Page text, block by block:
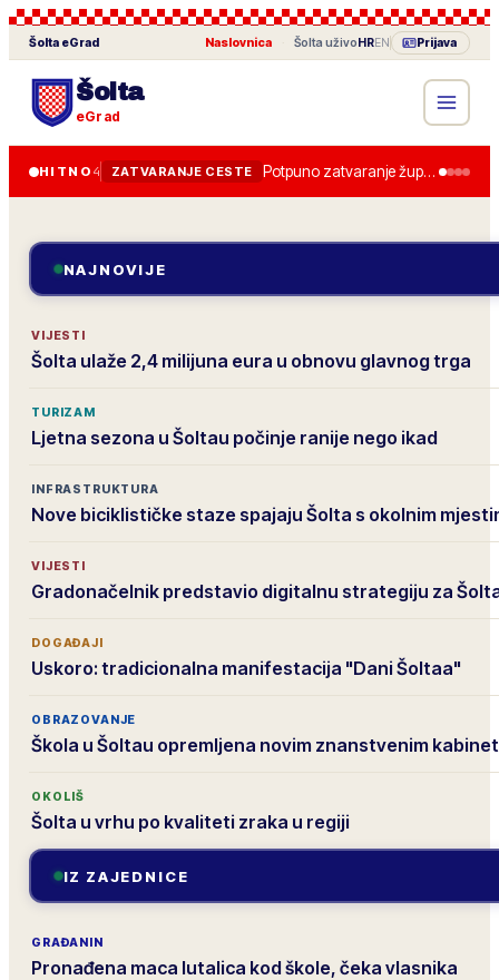
Šolta eGrad Naslovnica Šolta uživoHREN Prijava
Šolta
eGrad
HITNO 4 ZATVARANJE CESTE Potpuno zatvaranje županijske ceste od 28. lipnja, obilazak je uređen.
NAJNOVIJE
VIJESTI
Šolta ulaže 2,4 milijuna eura u obnovu glavnog trga
TURIZAM
Ljetna sezona u Šoltau počinje ranije nego ikad
INFRASTRUKTURA
Nove biciklističke staze spajaju Šolta s okolnim
VIJESTI
Gradonačelnik predstavio digitalnu strategiju za
DOGAĐAJI
Uskoro: tradicionalna manifestacija "Dani Šoltaa"
OBRAZOVANJE
Škola u Šoltau opremljena novim znanstvenim
OKOLIŠ
Šolta u vrhu po kvaliteti zraka u regiji
IZ ZAJEDNICE
GRAĐANIN
Pronađena maca lutalica kod škole, čeka vlasnika